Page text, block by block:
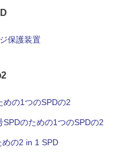
保護装置
の1つのSPDの2
のための1つのSPDの2
の2 in 1 SPD